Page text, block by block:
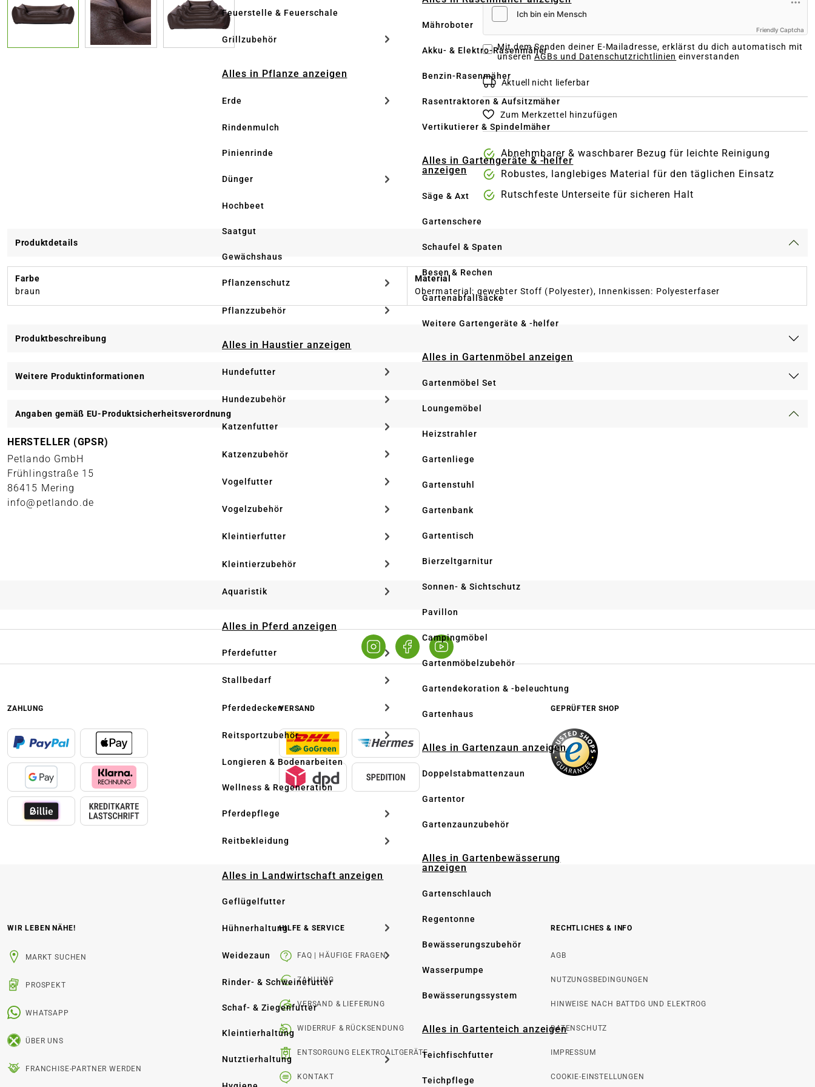
Feuerstelle & Feuerschale
Grillzubehör
Alles in Pflanze anzeigen
Erde
Rindenmulch
Pinienrinde
Dünger
Hochbeet
Saatgut
Gewächshaus
Pflanzenschutz
Pflanzzubehör
Alles in Haustier anzeigen
Hundefutter
Hundezubehör
Katzenfutter
Katzenzubehör
Vogelfutter
Vogelzubehör
Kleintierfutter
Kleintierzubehör
Aquaristik
Alles in Pferd anzeigen
Pferdefutter
Stallbedarf
Pferdedecken
Reitsportzubehör
Longieren & Bodenarbeiten
Wellness & Regeneration
Pferdepflege
Reitbekleidung
Alles in Landwirtschaft anzeigen
Geflügelfutter
Hühnerhaltung
Weidezaun
Rinder- & Schweinefutter
Schaf- & Ziegenfutter
Kleintierhaltung
Nutztierhaltung
Mähroboter
Akku- & Elektro-Rasenmäher
Benzin-Rasenmäher
Rasentraktoren & Aufsitzmäher
Vertikutierer & Spindelmäher
Alles in Gartengeräte & -helfer
anzeigen
Säge & Axt
Gartenschere
Schaufel & Spaten
Besen & Rechen
Gartenabfallsäcke
Weitere Gartengeräte & -helfer
Alles in Gartenmöbel anzeigen
Gartenmöbel Set
Loungemöbel
Heizstrahler
Gartenliege
Gartenstuhl
Gartenbank
Gartentisch
Bierzeltgarnitur
Sonnen- & Sichtschutz
Pavillon
Campingmöbel
Gartenmöbelzubehör
Gartendekoration & -beleuchtung
Gartenhaus
Alles in Gartenzaun anzeigen
Doppelstabmattenzaun
Gartentor
Gartenzaunzubehör
Alles in Gartenbewässerung
anzeigen
Gartenschlauch
Regentonne
Bewässerungszubehör
Wasserpumpe
Bewässerungssystem
Alles in Gartenteich anzeigen
Teichfischfutter
Teichpflege
Friendly Captcha
Mit dem Senden deiner E-Mailadresse, erklärst du dich automatisch mit
unserenAGBs und Datenschutzrichtlinien einverstanden
Aktuell nicht lieferbar
Zum Merkzettel hinzufügen
Abnehmbarer & waschbarer Bezug für leichte Reinigung
Robustes, langlebiges Material für den täglichen Einsatz
Rutschfeste Unterseite für sicheren Halt
Produktdetails
Farbe
braun
Material
Obermaterial: gewebter Stoff (Polyester), Innenkissen: Polyesterfaser
Produktbeschreibung
Weitere Produktinformationen
Angaben gemäß EU-Produktsicherheitsverordnung
HERSTELLER (GPSR)
Petlando GmbH
Frühlingstraße 15
86415 Mering
info@petlando.de
ZAHLUNG VERSAND GEPRÜFTER SHOP
WIR LEBEN NÄHE!
MARKT SUCHEN
PROSPEKT
WHATSAPP
ÜBER UNS
FRANCHISE-PARTNER WERDEN
HILFE & SERVICE
FAQ | HÄUFIGE FRAGEN
ZAHLUNG
VERSAND & LIEFERUNG
WIDERRUF & RÜCKSENDUNG
ENTSORGUNG ELEKTROALTGERÄTE
KONTAKT
RECHTLICHES & INFO
AGB
NUTZUNGSBEDINGUNGEN
HINWEISE NACH BATTDG UND ELEKTROG
DATENSCHUTZ
IMPRESSUM
COOKIE-EINSTELLUNGEN